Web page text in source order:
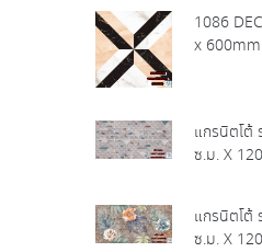
1086
x 600mm
แกรนิตโต้
ซ.ม. X
แกรนิตโต้
ซ.ม. X